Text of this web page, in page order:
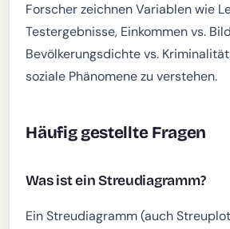
Forscher zeichnen Variablen wie
Testergebnisse, Einkommen vs.
Bevölkerungsdichte vs.
soziale Phänomene zu verstehen.
Häufig gestellte Fragen
Was ist ein Streudiagramm?
Ein Streudiagramm (auch